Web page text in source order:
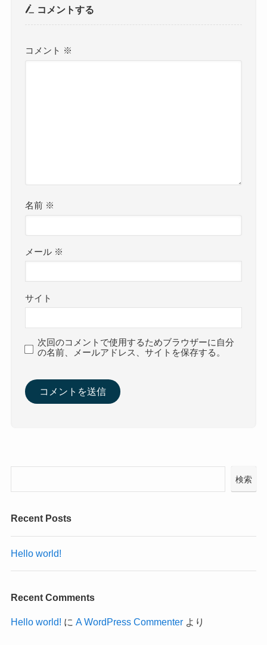
コメントする
コメント ※
名前 ※
メール ※
サイト
次回のコメントで使用するためブラウザーに自分
の名前、メールアドレス、サイトを保存する。
検索
Recent Posts
Hello world!
Recent Comments
Hello world! に A WordPress Commenterより